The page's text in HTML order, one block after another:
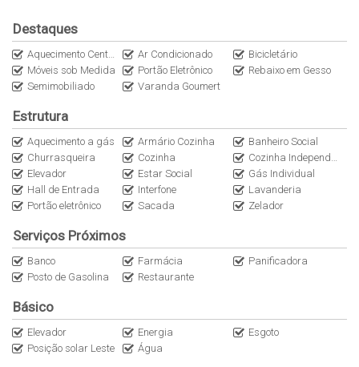
Destaques
Aquecimento Central Ar Condicionado
Bicicletário
Móveis sob Medida
Portão Eletrônico
Rebaixo em Gesso
Semimobiliado
Varanda Goumert
Estrutura
Aquecimento a gás Armário Cozinha
Banheiro Social
Churrasqueira
Cozinha
Cozinha Independente
Elevador
Estar Social
Gás Individual
Hall de Entrada
Interfone
Lavanderia
Portão eletrônico
Sacada Zelador
Serviços Próximos
Banco Farmácia
Panificadora
Posto de Gasolina
Restaurante
Básico
Elevador Energia
Esgoto
Posição solar Leste
Água